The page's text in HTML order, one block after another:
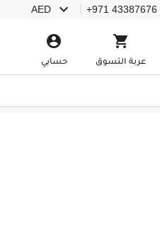
+971 43387676
AED 

عربة التسوق

حسابي